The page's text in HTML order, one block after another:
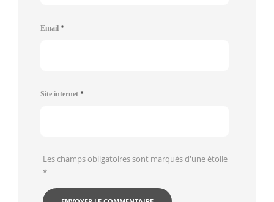
Email *
Site internet *
Les champs obligatoires sont marqués d'une étoile
*